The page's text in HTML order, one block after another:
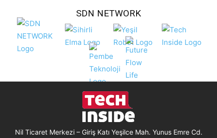
SDN NETWORK
Nil Ticaret Merkezi – Giriş Katı Yeşilce Mah. Yunus Emre Cd.